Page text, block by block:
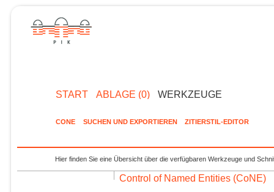
START ABLAGE (0) WERKZEUGE
CONE SUCHEN UND EXPORTIEREN ZITIERSTIL-EDITOR
Hier finden Sie eine Übersicht über die verfügbaren Werkzeuge und
Control of Named Entities (CoNE)